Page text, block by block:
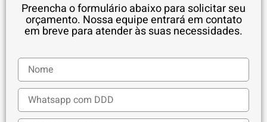
Preencha o formulário abaixo para solicitar seu
orçamento. Nossa equipe entrará em contato
em breve para atender às suas necessidades.